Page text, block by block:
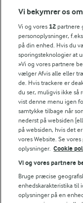
Årsrapport
FarmAhead™ Check
Andelshaverinfo:
Fødevarestyrelsens
Fødevarestyrelsens
Fødevarestyrelsens
Følg
Vi bekymrer os
Vi og vores 12 partnere
personoplysninger,
på din enhed. Hvis du
sporingsteknologier at
»Vi og vores partnere
vælger Afvis alle eller
de. Hvis trackere er
du ser, muligvis ikke så
vist denne menu igen
samtykke tilbage når
nederst på websiden
på websiden, hvis det
vores Website. Se
oplysninger. Cookie
Vi og vores partnere
Bruge præcise
enhedskarakteristika til
oplysninger på en